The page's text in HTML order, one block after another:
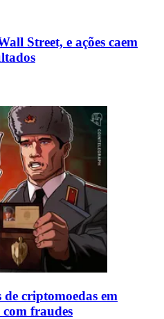
Street, e ações caem
criptomoedas em
fraudes